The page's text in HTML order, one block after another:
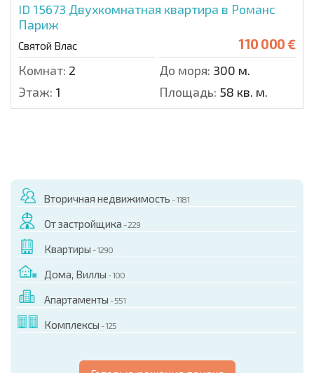
ID 15673 Двухкомнатная квартира в Романс
Париж
Святой Влас 110 000 €
Комнат: 2 До моря: 300 м.
Этаж: 1 Площадь: 58 кв. м.
Вторичная недвижимость - 1181
От застройщика - 229
Квартиры - 1290
Дома, Виллы - 100
Апартаменты - 551
Комплексы - 125